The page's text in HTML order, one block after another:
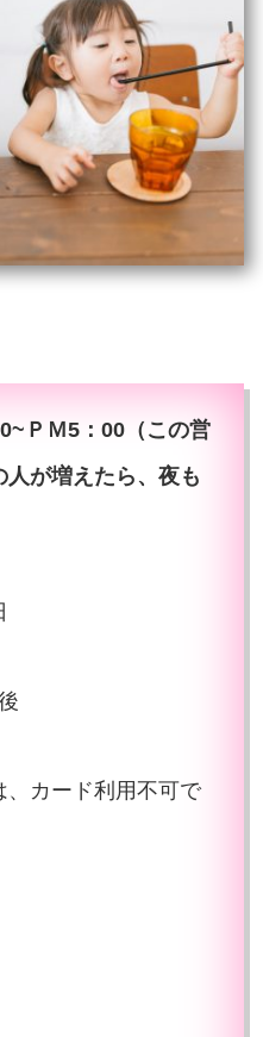
ＰＭ5：00（この営
が増えたら、夜も
カード利用不可で